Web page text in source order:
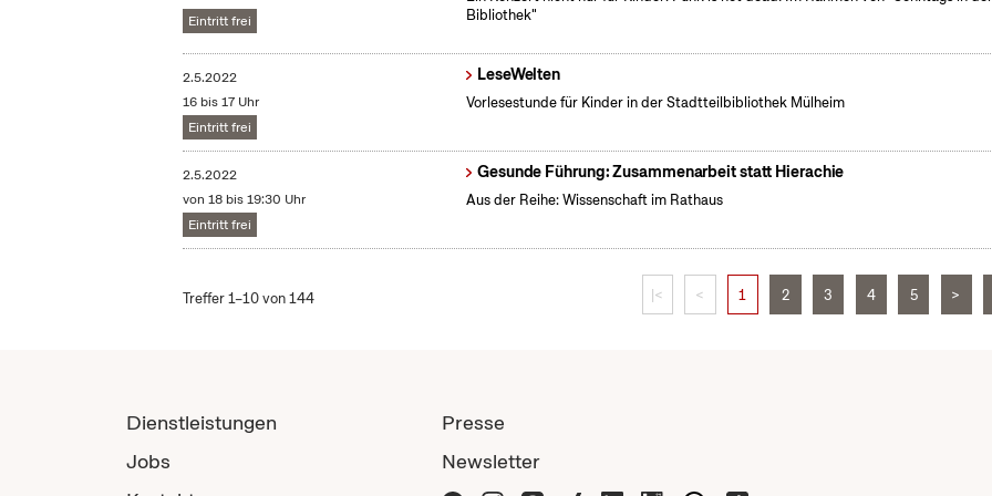
Eintritt frei
Bibliothek"
2.5.2022
16 bis 17 Uhr
Eintritt frei
LeseWelten
Vorlesestunde für Kinder in der Stadtteilbibliothek Mülheim
2.5.2022
von 18 bis 19:30 Uhr
Eintritt frei
Gesunde Führung: Zusammenarbeit statt Hierachie
Aus der Reihe: Wissenschaft im Rathaus
Treffer 1–10 von 144 |< < 1 2 3 4 5 >
Dienstleistungen
Jobs
Presse
Newsletter